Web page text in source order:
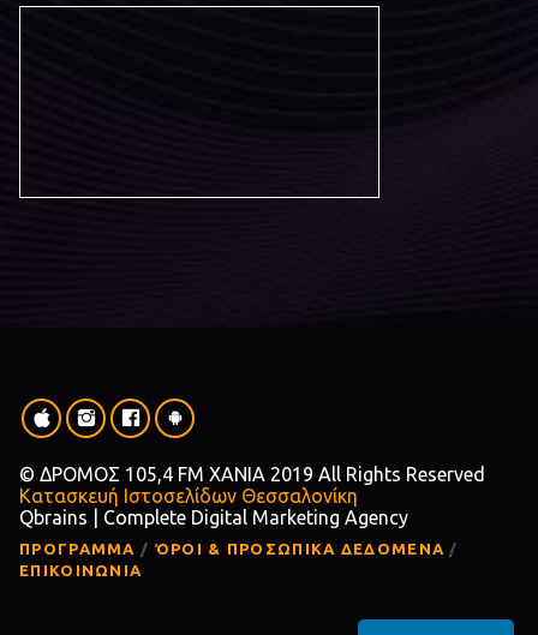
© ΔΡΟΜΟΣ 105,4 FM ΧΑΝΙΑ 2019 All Rights Reserved
Κατασκευή Ιστοσελίδων Θεσσαλονίκη
Qbrains | Complete Digital Marketing Agency
ΠΡΟΓΡΑΜΜΑ
ΌΡΟΙ & ΠΡΟΣΩΠΙΚΑ ΔΕΔΟΜΕΝΑ
ΕΠΙΚΟΙΝΩΝΙΑ